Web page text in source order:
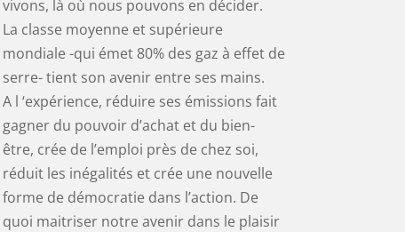
vivons, là où nous pouvons en décider.
La classe moyenne et supérieure
mondiale -qui émet 80% des gaz à effet de
serre- tient son avenir entre ses mains.
A l ‘expérience, réduire ses émissions fait
gagner du pouvoir d’achat et du bien-
être, crée de l’emploi près de chez soi,
réduit les inégalités et crée une nouvelle
forme de démocratie dans l’action. De
quoi maitriser notre avenir dans le plaisir